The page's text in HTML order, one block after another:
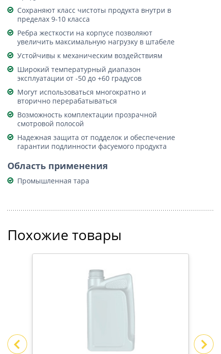
Сохраняют класс чистоты продукта внутри в
пределах 9-10 класса
Ребра жесткости на корпусе позволяют
увеличить максимальную нагрузку в штабеле
Устойчивы к механическим воздействиям
Широкий температурный диапазон
эксплуатации от -50 до +60 градусов
Могут использоваться многократно и
вторично перерабатываться
Возможность комплектации прозрачной
смотровой полосой
Надежная защита от подделок и обеспечение
гарантии подлинности фасуемого продукта
Область применения
Промышленная тара
Похожие товары